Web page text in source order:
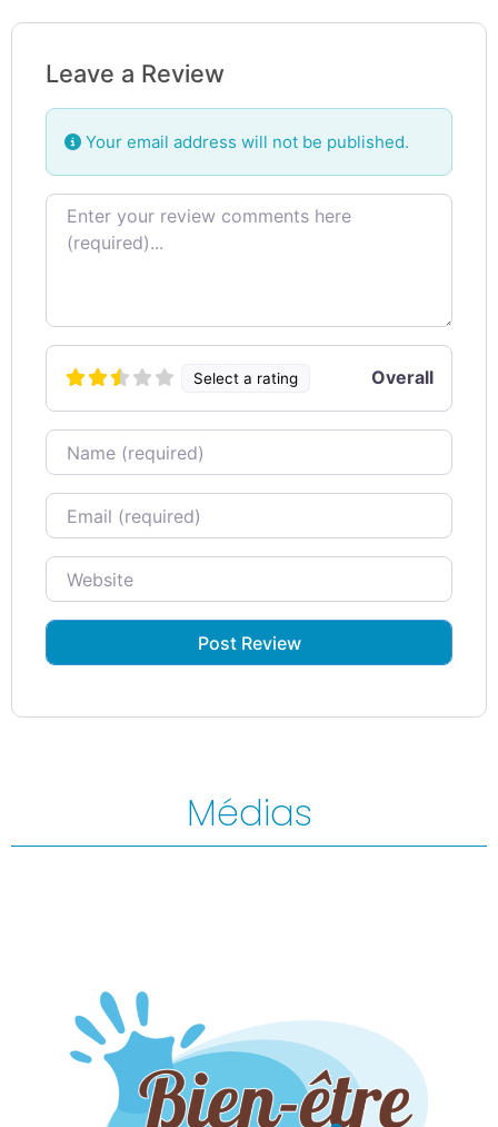
Leave a Review
Your email address will not be published.
Review text
Select a rating Overall
Name
Email
Website
Médias